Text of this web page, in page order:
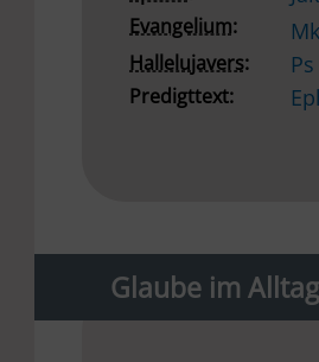
Evangelium:
Hallelujavers:
Predigttext:
Glaube im Alltag